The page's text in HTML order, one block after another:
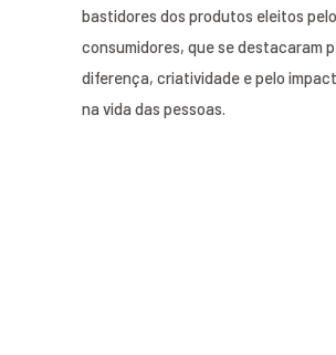
bastidores dos produtos eleitos
consumidores, que se destacaram
diferença, criatividade e pelo
na vida das pessoas.